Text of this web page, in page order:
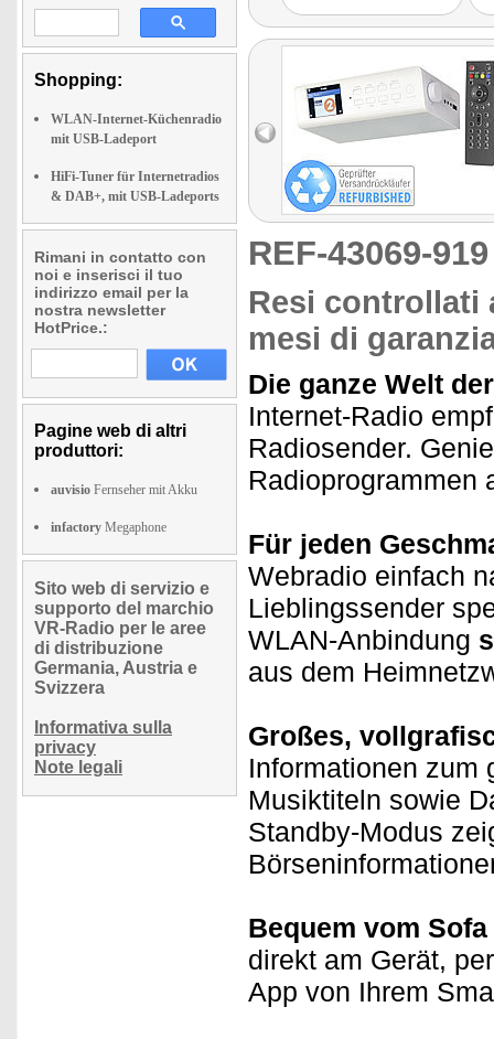
Shopping:
WLAN-Internet-Küchenradio
mit USB-Ladeport
HiFi-Tuner für Internetradios
& DAB+, mit USB-Ladeports
Rimani in contatto con
noi e inserisci il tuo
indirizzo email per la
nostra newsletter
HotPrice.:
Pagine web di altri
produttori:
auvisio Fernseher mit Akku
infactory Megaphone
Sito web di servizio e
supporto del marchio
VR-Radio per le aree
di distribuzione
Germania, Austria e
Svizzera
Informativa sulla
privacy
Note legali
REF-43069-
Resi controllati
mesi di
Die ganze Welt
Internet-Radio
Radiosender.
Radioprogrammen
Für jeden
Webradio einfach
Lieblingssender
WLAN-Anbindung
aus dem
Großes,
Informationen zum
Musiktiteln sowie
Standby-Modus
Bequem vom
direkt am Gerät,
App von Ihrem